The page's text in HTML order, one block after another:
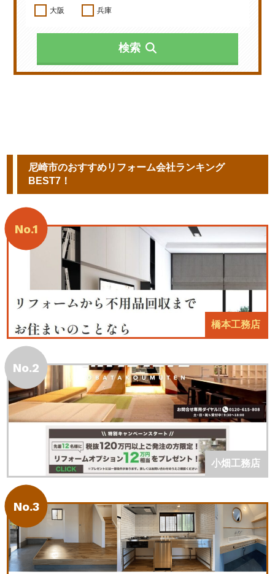
大阪 兵庫
検索
尼崎市のおすすめリフォーム会社ランキング
BEST7！
No.1
橋本工務店
No.2
小畑工務店
No.3